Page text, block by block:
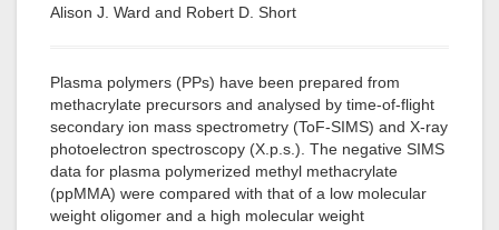
Alison J. Ward and Robert D. Short
Plasma polymers (PPs) have been prepared from
methacrylate precursors and analysed by time-of-flight
secondary ion mass spectrometry (ToF-SIMS) and X-ray
photoelectron spectroscopy (X.p.s.). The negative SIMS
data for plasma polymerized methyl methacrylate
(ppMMA) were compared with that of a low molecular
weight oligomer and a high molecular weight